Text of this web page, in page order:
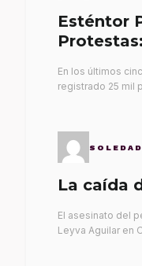
Esténtor
En los últimos
registrado 25 mil
La caída
El asesinato del
Leyva Aguilar en